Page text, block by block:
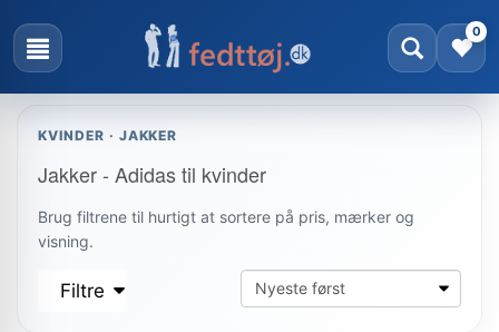
0
KVINDER · JAKKER
Jakker - Adidas til kvinder
Brug filtrene til hurtigt at sortere på pris, mærker og
visning.
Filtre